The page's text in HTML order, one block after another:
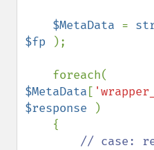
$MetaData =
$fp
);
$MetaData [
$response
)
// case: